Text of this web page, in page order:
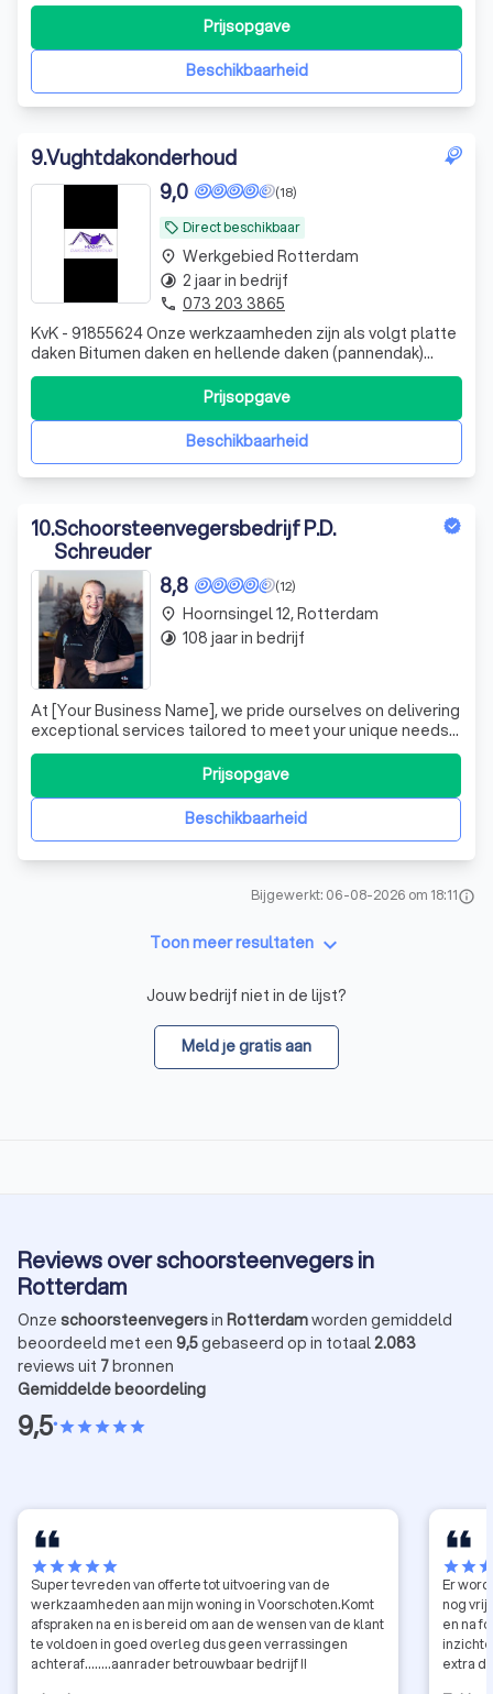
gedreven (iedere collega) heeft zijn eigen kwaliteit of dit
nu gaat om loodwerk of timmerwerk/ volledige
pannendaken of een schoorsBeschikbaarheid
Prijsopgave
9.Vughtdakonderhoud
local_offer Direct beschikbaar
(18)
9,0
KvK - 91855624 Onze werkzaamheden zijn als volgt platte
daken Bitumen daken en hellende daken (pannendak)
Schoorsteenrenovatie’s dakgoten onderhoud,trespa
plaatsen en loodwerken als ook zink en montage werk
Beschikbaarheid
Prijsopgave
place Werkgebied Rotterdam
timelapse 2 jaar in bedrijf
phone 073 203 3865
10.Schoorsteenvegersbedrijf P.D.
Schreuder
(12)
8,8
At [Your Business Name], we pride ourselves on delivering
exceptional services tailored to meet your unique needs.
Our dedicated team of professionals brings a wealth of
experience and expertise, ensuring that every project we
undertake is executed with precision and care. We
understand that each clBeschikbaarheid
Prijsopgave
place Hoornsingel 12, Rotterdam
timelapse 108 jaar in bedrijf
Bijgewerkt: 06-08-2026 om 18:11info
Toon meer resultaten keyboard_arrow_down
Jouw bedrijf niet in de lijst?
Meld je gratis aan
Reviews over schoorsteenvegers in
Rotterdam
Onze schoorsteenvegersin Rotterdamworden gemiddeld
beoordeeld met een 9,5gebaseerd op in totaal2.083
reviews uit 7bronnen
Gemiddelde beoordeling
9,5•starstarstarstarstar
starstarstarstarstar
Super tevreden van offerte tot uitvoering van de
werkzaamheden aan mijn woning in Voorschoten.Komt
afspraken na en is bereid om aan de wensen van de klant
te voldoen in goed overleg dus geen verrassingen
achteraf……..aanrader betrouwbaar bedrijf !!
starstar
Er
nog
en na
extra